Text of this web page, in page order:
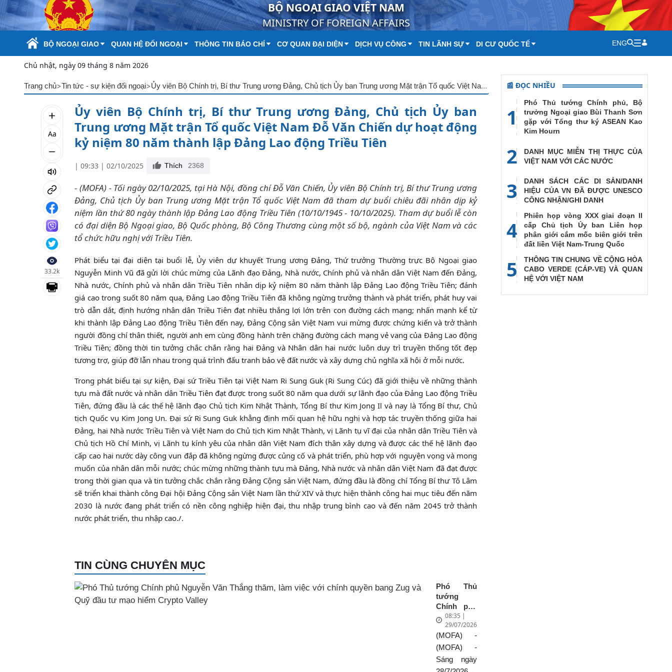
Skip to Main Content BỘ NGOẠI GIAO VIỆT NAM
MINISTRY OF FOREIGN AFFAIRS
BỘ NGOẠI GIAO QUAN HỆ ĐỐI NGOẠI THÔNG TIN BÁO CHÍ CƠ QUAN ĐẠI DIỆN DỊCH VỤ CÔNG TIN LÃNH SỰ DI CƯ QUỐC TẾ ENG
Chủ nhật, ngày 09 tháng 8 năm 2026
Trang chủ>Tin tức - sự kiện đối ngoại> Ủy viên Bộ Chính trị, Bí thư Trung ương Đảng, Chủ tịch Ủy ban Trung ương Mặt trận Tổ quốc Việt Nam Đỗ Văn Chiến dự hoạt động kỷ niệm 80 năm thành lập Đảng Lao động Triều Tiên
Aa
33.2k
Ủy viên Bộ Chính trị, Bí thư Trung ương Đảng, Chủ tịch Ủy ban
Trung ương Mặt trận Tổ quốc Việt Nam Đỗ Văn Chiến dự hoạt động
kỷ niệm 80 năm thành lập Đảng Lao động Triều Tiên
| 09:33 | 02/10/2025 Thích 2368
- (MOFA) - Tối ngày 02/10/2025, tại Hà Nội, đồng chí Đỗ Văn Chiến, Ủy viên Bộ Chính trị, Bí thư Trung ương
Đảng, Chủ tịch Ủy ban Trung ương Mặt trận Tổ quốc Việt Nam đã tham dự buổi chiêu đãi nhân dịp kỷ
niệm lần thứ 80 ngày thành lập Đảng Lao động Triều Tiên (10/10/1945 - 10/10/2025). Tham dự buổi lễ còn
có đại diện Bộ Ngoại giao, Bộ Quốc phòng, Bộ Công Thương cùng một số bộ, ngành của Việt Nam và các
tổ chức hữu nghị với Triều Tiên.
Phát biểu tại đại diện tại buổi lễ, Ủy viên dự khuyết Trung ương Đảng, Thứ trưởng Thường trực Bộ Ngoại giao
Nguyễn Minh Vũ đã gửi lời chúc mừng của Lãnh đạo Đảng, Nhà nước, Chính phủ và nhân dân Việt Nam đến Đảng,
Nhà nước, Chính phủ và nhân dân Triều Tiên nhân dịp kỷ niệm 80 năm thành lập Đảng Lao động Triều Tiên; đánh
giá cao trong suốt 80 năm qua, Đảng Lao động Triều Tiên đã không ngừng trưởng thành và phát triển, phát huy vai
trò dẫn dắt, định hướng nhân dân Triều Tiên đạt nhiều thắng lợi lớn trên con đường cách mạng; nhấn mạnh kể từ
khi thành lập Đảng Lao động Triều Tiên đến nay, Đảng Cộng sản Việt Nam vui mừng được chứng kiến và trở thành
người đồng chí thân thiết, người anh em cùng đồng hành trên chặng đường cách mạng vẻ vang của Đảng Lao động
Triều Tiên; đồng thời tin tưởng chắc chắn rằng hai Đảng và Nhân dân hai nước luôn duy trì truyền thống tốt đẹp
tương trợ, giúp đỡ lẫn nhau trong quá trình đấu tranh bảo vệ đất nước và xây dựng chủ nghĩa xã hội ở mỗi nước.
Trong phát biểu tại sự kiện, Đại sứ Triều Tiên tại Việt Nam Ri Sung Guk (Ri Sung Cúc) đã giới thiệu về những thành
tựu mà đất nước và nhân dân Triều Tiên đạt được trong suốt 80 năm qua dưới sự lãnh đạo của Đảng Lao động Triều
Tiên, đứng đầu là các thế hệ lãnh đạo Chủ tịch Kim Nhật Thành, Tổng Bí thư Kim Jong Il và nay là Tổng Bí thư, Chủ
tịch Quốc vụ Kim Jong Un. Đại sứ Ri Sung Guk khẳng định mối quan hệ hữu nghị và hợp tác truyền thống giữa hai
Đảng, hai Nhà nước Triều Tiên và Việt Nam do Chủ tịch Kim Nhật Thành, vị Lãnh tụ vĩ đại của nhân dân Triều Tiên và
Chủ tịch Hồ Chí Minh, vị Lãnh tụ kính yêu của nhân dân Việt Nam đích thân xây dựng và được các thế hệ lãnh đạo
cấp cao hai nước dày công vun đắp đã không ngừng được củng cố và phát triển, phù hợp với nguyện vọng và mong
muốn của nhân dân mỗi nước; chúc mừng những thành tựu mà Đảng, Nhà nước và nhân dân Việt Nam đã đạt được
trong thời gian qua và tin tưởng chắc chắn rằng Đảng Cộng sản Việt Nam, đứng đầu là đồng chí Tổng Bí thư Tô Lâm
sẽ triển khai thành công Đại hội Đảng Cộng sản Việt Nam lần thứ XIV và thực hiện thành công hai mục tiêu đến năm
2030 là nước đang phát triển có nền công nghiệp hiện đại, thu nhập trung bình cao và đến năm 2045 trở thành
nước phát triển, thu nhập cao./.
TIN CÙNG CHUYÊN MỤC
Phó Thủ
tướng
Chính phủ
Nguyễn
Văn Thắng
thăm, làm
việc với
chính
quyền bang
08:35 |
29/07/2026
(MOFA) -
(MOFA) -
Sáng ngày
📰 ĐỌC NHIỀU
1
Phó Thủ tướng Chính phủ, Bộ
trưởng Ngoại giao Bùi Thanh Sơn
gặp với Tổng thư ký ASEAN Kao
Kim Hourn
2
DANH MỤC MIỄN THỊ THỰC CỦA
VIỆT NAM VỚI CÁC NƯỚC
3
DANH SÁCH CÁC DI SẢN/DANH
HIỆU CỦA VN ĐÃ ĐƯỢC UNESCO
CÔNG NHẬN/GHI DANH
4
Phiên họp vòng XXX giai đoạn II
cấp Chủ tịch Ủy ban Liên họp
phân giới cắm mốc biên giới trên
đất liền Việt Nam-Trung Quốc
5
THÔNG TIN CHUNG VỀ CỘNG HÒA
CABO VERDE (CÁP-VE) VÀ QUAN
HỆ VỚI VIỆT NAM